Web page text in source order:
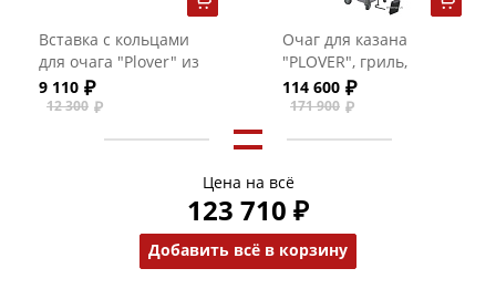
Вставка с кольцами
для очага "Plover" из
нержавеющей стали
(3 мм)
9 110
12 300
Очаг для казана
"PLOVER", гриль,
мангал из
нержавеющей стали
114 600
171 900
Цена на всё
123 710 ₽
Добавить всё в корзину